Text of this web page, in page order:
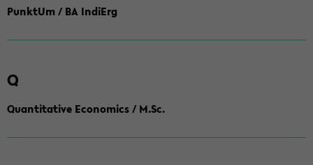
PunktUm / BA IndiErg
Q
Quantitative Economics / M.Sc.